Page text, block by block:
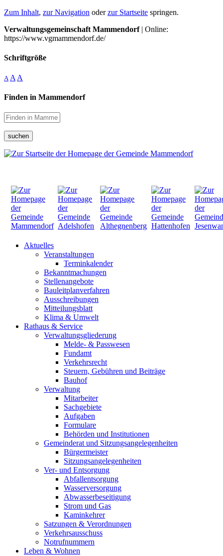
Zum Inhalt, zur Navigation oderzur Startseite springen.
Verwaltungsgemeinschaft Mammendorf| Online:
https://www.vgmammendorf.de/
Schriftgröße
A A A
Finden in Mammendorf
suchen
Aktuelles
Veranstaltungen
Terminkalender
Bekanntmachungen
Stellenangebote
Bauleitplanverfahren
Ausschreibungen
Mitteilungsblatt
Klima & Umwelt
Rathaus & Service
Verwaltungsgliederung
Melde- & Passwesen
Fundamt
Verkehrsrecht
Steuern, Gebühren und Beiträge
Bauhof
Verwaltung
Mitarbeiter
Sachgebiete
Aufgaben
Formulare
Behörden und Institutionen
Gemeinderat und Sitzungsangelegenheiten
Bürgermeister
Sitzungsangelegenheiten
Ver- und Entsorgung
Abfallentsorgung
Wasserversorgung
Abwasserbeseitigung
Strom und Gas
Kaminkehrer
Satzungen & Verordnungen
Verkehrsausschuss
Notrufnummern
Leben & Wohnen